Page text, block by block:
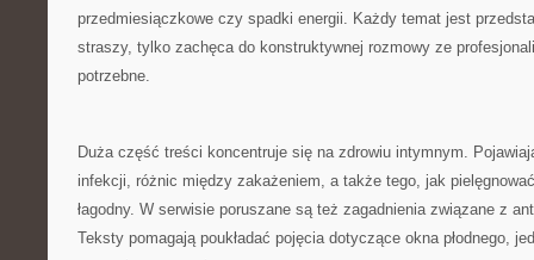
przedmiesiączkowe czy spadki energii. Każdy temat jest
straszy, tylko zachęca do konstruktywnej rozmowy ze
potrzebne.
Duża część treści koncentruje się na zdrowiu intymnym.
infekcji, różnic między zakażeniem, a także tego, jak
łagodny. W serwisie poruszane są też zagadnienia związane z
Teksty pomagają poukładać pojęcia dotyczące okna płodnego,